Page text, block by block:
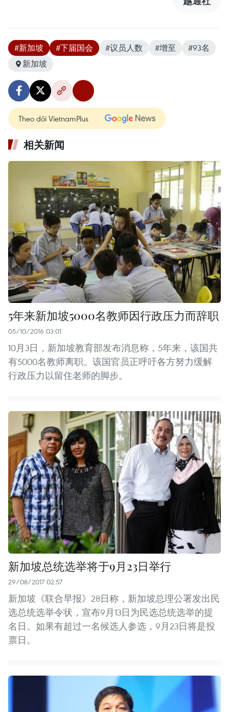
#新加坡 #下届国会 #议员人数 #增至
#93名
新加坡
Theo dõi VietnamPlus
相关新闻
5年来新加坡5000名教师因行政压力而辞职
05/10/2016 03:01
10月3日，新加坡教育部发布消息称，5年来，该国共
有5000名教师离职。该国官员正呼吁各方努力缓解
行政压力以留住老师的脚步。
新加坡总统选举将于9月23日举行
29/08/2017 02:57
新加坡《联合早报》28日称，新加坡总理公署发出民
选总统选举令状，宣布9月13日为民选总统选举的提
名日。如果有超过一名候选人参选，9月23日将是投
票日。